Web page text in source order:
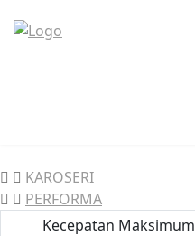
KAROSERI
PERFORMA
Kecepatan Maksimum